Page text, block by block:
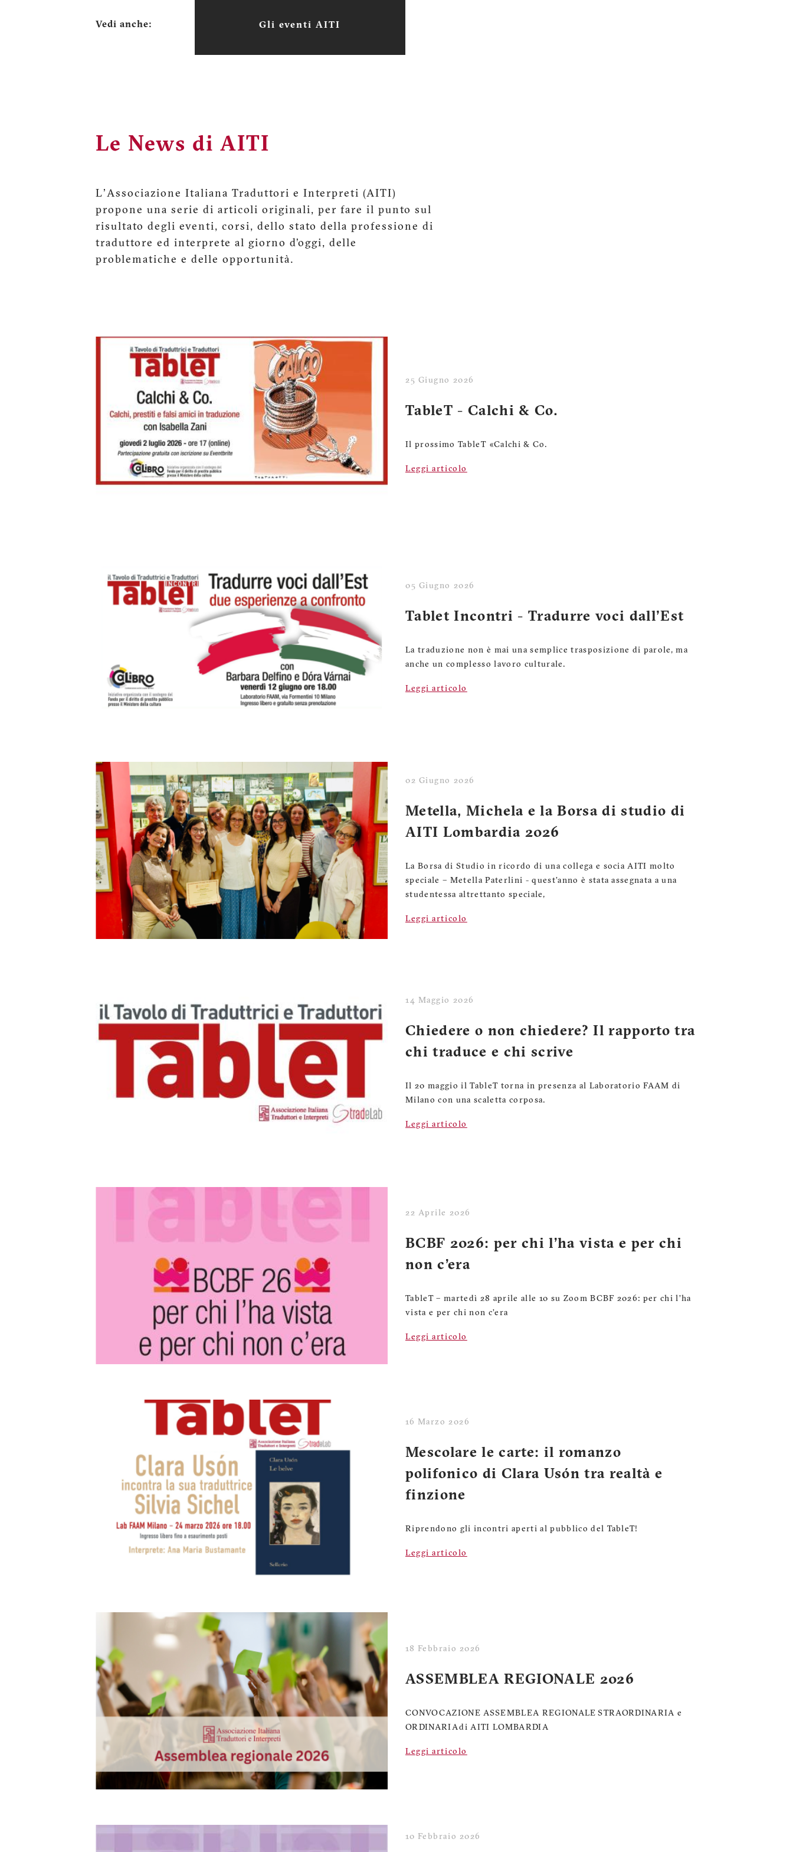
Vedi anche: Gli eventi AITI
Le News di AITI
L'Associazione Italiana Traduttori e Interpreti (AITI)
propone una serie di articoli originali, per fare il punto sul
risultato degli eventi, corsi, dello stato della professione di
traduttore ed interprete al giorno d’oggi, delle
problematiche e delle opportunità.
25 Giugno 2026
TableT - Calchi & Co.
Il prossimo TableT «Calchi & Co.
Leggi articolo
05 Giugno 2026
Tablet Incontri - Tradurre voci dall'Est
La traduzione non è mai una semplice trasposizione di parole, ma
anche un complesso lavoro culturale.
Leggi articolo
02 Giugno 2026
Metella, Michela e la Borsa di studio di
AITI Lombardia 2026
La Borsa di Studio in ricordo di una collega e socia AITI molto
speciale – Metella Paterlini - quest’anno è stata assegnata a una
studentessa altrettanto speciale,
Leggi articolo
14 Maggio 2026
Chiedere o non chiedere? Il rapporto tra
chi traduce e chi scrive
Il 20 maggio il TableT torna in presenza al Laboratorio FAAM di
Milano con una scaletta corposa.
Leggi articolo
22 Aprile 2026
BCBF 2026: per chi l’ha vista e per chi
non c’era
TableT – martedì 28 aprile alle 10 su Zoom BCBF 2026: per chi l’ha
vista e per chi non c’era
Leggi articolo
16 Marzo 2026
Mescolare le carte: il romanzo
polifonico di Clara Usón tra realtà e
finzione
Riprendono gli incontri aperti al pubblico del TableT!
Leggi articolo
18 Febbraio 2026
ASSEMBLEA REGIONALE 2026
CONVOCAZIONE ASSEMBLEA REGIONALE STRAORDINARIA e
ORDINARIA di AITI LOMBARDIA
Leggi articolo
10 Febbraio 2026